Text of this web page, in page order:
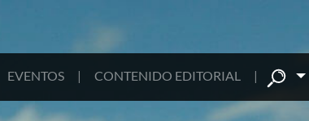
EVENTOS | CONTENIDO EDITORIAL |